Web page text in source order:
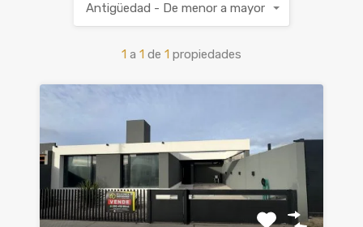
1 a 1 de 1 propiedades
Antigüedad - De menor a mayor